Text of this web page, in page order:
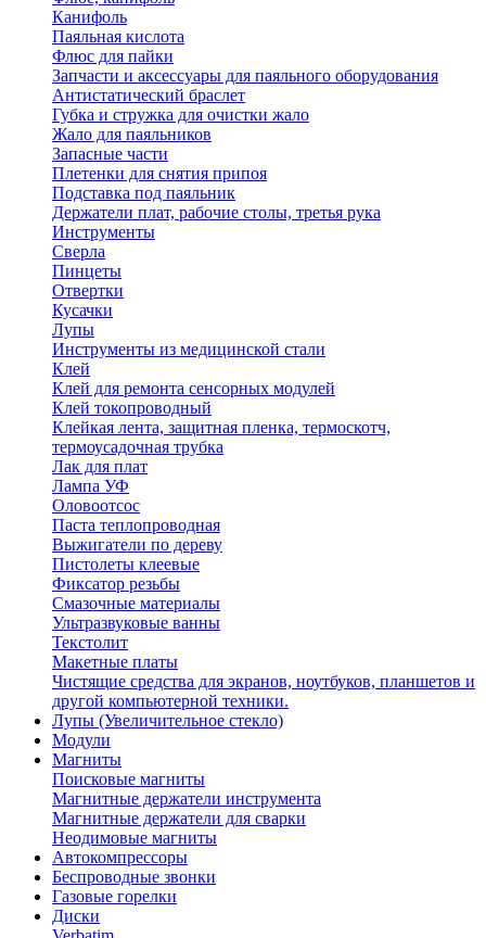
Канифоль
Паяльная кислота
Флюс для пайки
Запчасти и аксессуары для паяльного оборудования
Антистатический браслет
Губка и стружка для очистки жало
Жало для паяльников
Запасные части
Плетенки для снятия припоя
Подставка под паяльник
Держатели плат, рабочие столы, третья рука
Инструменты
Сверла
Пинцеты
Отвертки
Кусачки
Лупы
Инструменты из медицинской стали
Клей
Клей для ремонта сенсорных модулей
Клей токопроводный
Клейкая лента, защитная пленка, термоскотч,
термоусадочная трубка
Лак для плат
Лампа УФ
Оловоотсос
Паста теплопроводная
Выжигатели по дереву
Пистолеты клеевые
Фиксатор резьбы
Смазочные материалы
Ультразвуковые ванны
Текстолит
Макетные платы
Чистящие средства для экранов, ноутбуков, планшетов и
другой компьютерной техники.
Лупы (Увеличительное стекло)
Модули
Магниты
Поисковые магниты
Магнитные держатели инструмента
Магнитные держатели для сварки
Неодимовые магниты
Автокомпрессоры
Беспроводные звонки
Газовые горелки
Диски